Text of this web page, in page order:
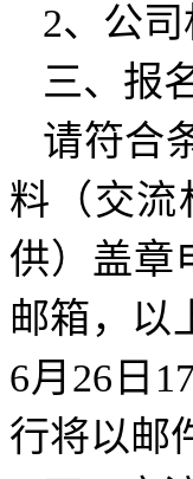
2、公
三、报
请符合
料（交流
供）盖章
邮箱，以
6月26日
行将以邮